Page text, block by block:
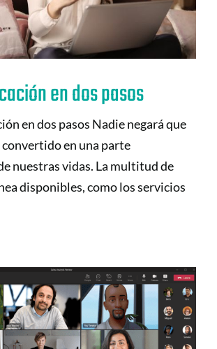
en dos pasos
en dos pasos Nadie negará que
en una parte
nuestras vidas. La multitud de
disponibles, como los servicios